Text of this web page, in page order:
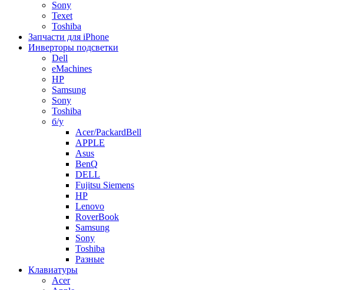
Sony
Texet
Toshiba
Запчасти для iPhone
Инверторы подсветки
Dell
eMachines
HP
Samsung
Sony
Toshiba
б/у
Acer/PackardBell
APPLE
Asus
BenQ
DELL
Fujitsu Siemens
HP
Lenovo
RoverBook
Samsung
Sony
Toshiba
Разные
Клавиатуры
Acer